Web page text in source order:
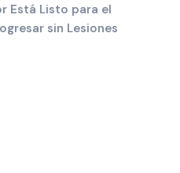
Está Listo para el
sin Lesiones